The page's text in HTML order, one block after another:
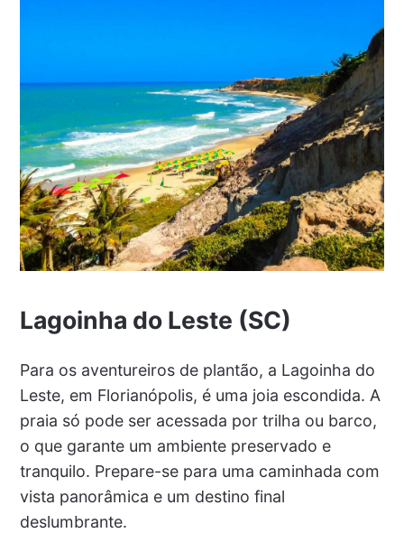
Lagoinha do Leste (SC)
Para os aventureiros de plantão, a Lagoinha do
Leste, em Florianópolis, é uma joia escondida. A
praia só pode ser acessada por trilha ou barco,
o que garante um ambiente preservado e
tranquilo. Prepare-se para uma caminhada com
vista panorâmica e um destino final
deslumbrante.